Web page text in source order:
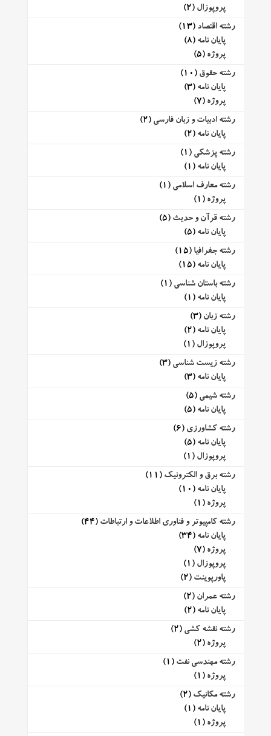
پروپوزال (2)
رشته اقتصاد (13)
پایان نامه (8)
پروژه (5)
رشته حقوق (10)
پایان نامه (3)
پروژه (7)
رشته ادبیات و زبان فارسی (2)
پایان نامه (2)
رشته پزشکی (1)
پایان نامه (1)
رشته معارف اسلامی (1)
پروژه (1)
رشته قرآن و حدیث (5)
پایان نامه (5)
رشته جغرافیا (15)
پایان نامه (15)
رشته باستان شناسی (1)
پایان نامه (1)
رشته زبان (3)
پایان نامه (2)
پروپوزال (1)
رشته زیست شناسی (3)
پایان نامه (3)
رشته شیمی (5)
پایان نامه (5)
رشته کشاورزی (6)
پایان نامه (5)
پروپوزال (1)
رشته برق و الکترونیک (11)
پایان نامه (10)
پروژه (1)
رشته کامپیوتر و فناوری اطلاعات و ارتباطات (44)
پایان نامه (34)
پروژه (7)
پروپوزال (1)
پاورپوینت (2)
رشته عمران (2)
پایان نامه (2)
رشته نقشه کشی (2)
پروژه (2)
رشته مهندسی نفت (1)
پروژه (1)
رشته مکانیک (2)
پایان نامه (1)
پروژه (1)